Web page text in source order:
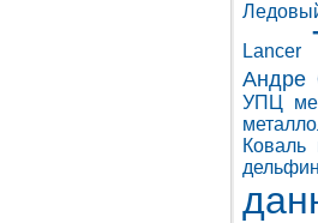
Lancer
Андре
УПЦ
Коваль